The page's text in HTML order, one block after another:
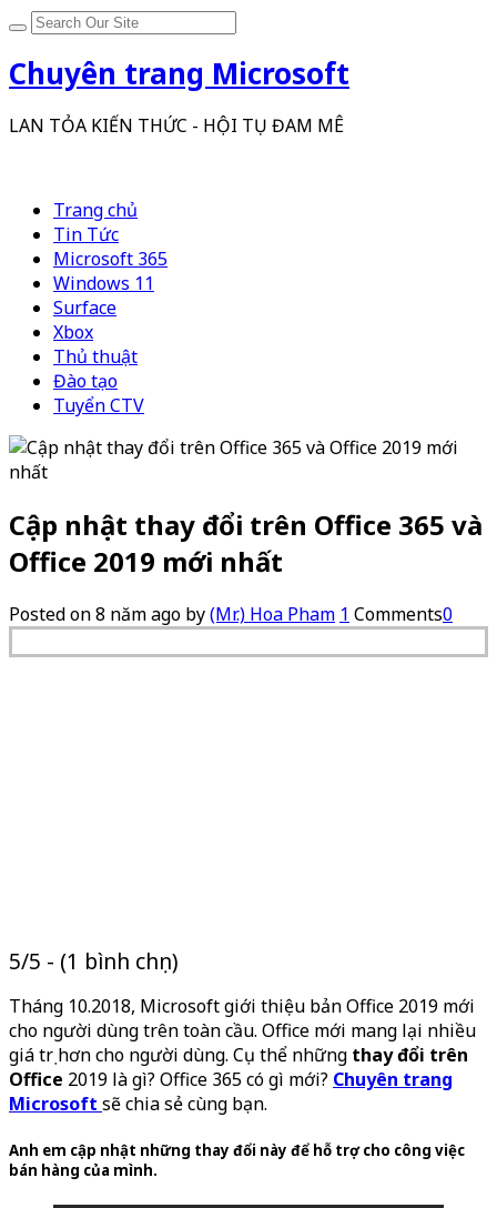
Chuyên trang Microsoft
LAN TỎA KIẾN THỨC - HỘI TỤ ĐAM MÊ
Trang chủ
Tin Tức
Microsoft 365
Windows 11
Surface
Xbox
Thủ thuật
Đào tạo
Tuyển CTV
Cập nhật thay đổi trên Office 365 và
Office 2019 mới nhất
Posted on8 năm ago by(Mr.) Hoa Pham 1 Comments0
5/5 - (1 bình chọn)
Tháng 10.2018, Microsoft giới thiệu bản Office 2019 mới
cho người dùng trên toàn cầu. Office mới mang lại nhiều
giá trị hơn cho người dùng. Cụ thể những thay đổi trên
Office 2019 là gì? Office 365 có gì mới? Chuyên trang
Microsoft sẽ chia sẻ cùng bạn.
Anh em cập nhật những thay đổi này để hỗ trợ cho công việc
bán hàng của mình.